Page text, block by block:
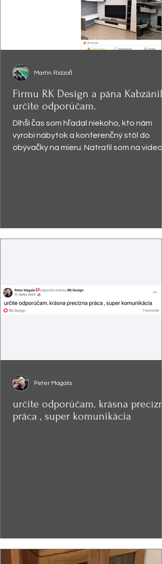
Firmu RK Design a pána
určite odporúčam.
Dlhší čas som hľadal niekoho, kto nám
vyrobí nábytok a konferenčný stôl do
obývačky na mieru. Natrafil som na video,
Martin Ridzoň
určite odporúčam. krásna
práca , super komunikácia
Peter Magala